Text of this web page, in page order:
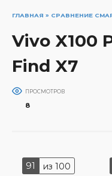
ГЛАВНАЯ » СРАВНЕНИЕ
Vivo X100
Find X7
ПРОСМОТРОВ
8
91 из 100